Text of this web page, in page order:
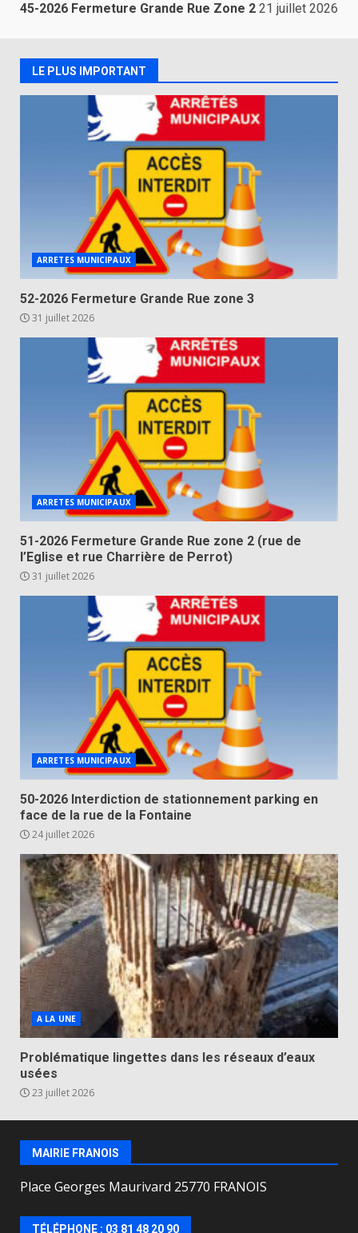
45-2026 Fermeture Grande Rue Zone 2 21 juillet 2026
LE PLUS IMPORTANT
ARRETES MUNICIPAUX
52-2026 Fermeture Grande Rue zone 3
31 juillet 2026
ARRETES MUNICIPAUX
51-2026 Fermeture Grande Rue zone 2 (rue de
l’Eglise et rue Charrière de Perrot)
31 juillet 2026
ARRETES MUNICIPAUX
50-2026 Interdiction de stationnement parking en
face de la rue de la Fontaine
24 juillet 2026
A LA UNE
Problématique lingettes dans les réseaux d’eaux
usées
23 juillet 2026
MAIRIE FRANOIS
Place Georges Maurivard 25770 FRANOIS
TÉLÉPHONE : 03 81 48 20 90